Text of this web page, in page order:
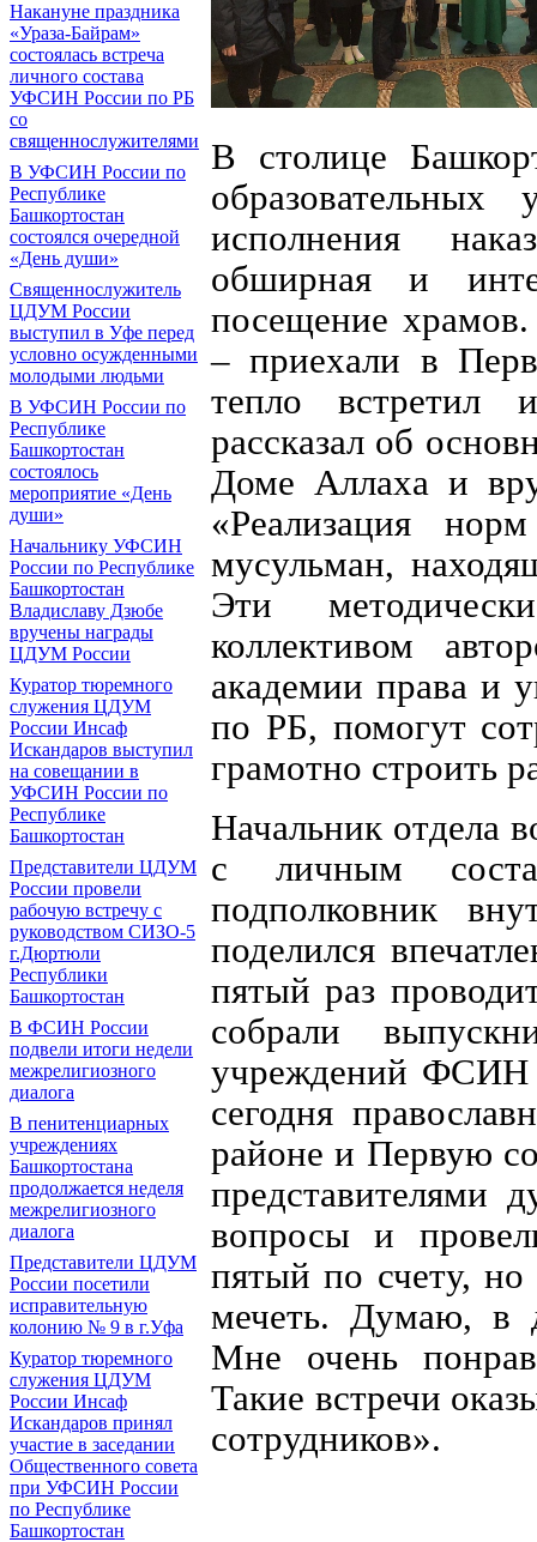
Накануне праздника
«Ураза-Байрам»
состоялась встреча
личного состава
УФСИН России по РБ
со
священнослужителями
В УФСИН России по
Республике
Башкортостан
состоялся очередной
«День души»
Священнослужитель
ЦДУМ России
выступил в Уфе перед
условно осужденными
молодыми людьми
В УФСИН России по
Республике
Башкортостан
состоялось
мероприятие «День
души»
Начальнику УФСИН
России по Республике
Башкортостан
Владиславу Дзюбе
вручены награды
ЦДУМ России
Куратор тюремного
служения ЦДУМ
России Инсаф
Искандаров выступил
на совещании в
УФСИН России по
Республике
Башкортостан
Представители ЦДУМ
России провели
рабочую встречу с
руководством СИЗО-5
г.Дюртюли
Республики
Башкортостан
В ФСИН России
подвели итоги недели
межрелигиозного
диалога
В пенитенциарных
учреждениях
Башкортостана
продолжается неделя
межрелигиозного
диалога
Представители ЦДУМ
России посетили
исправительную
колонию № 9 в г.Уфа
Куратор тюремного
служения ЦДУМ
России Инсаф
Искандаров принял
участие в заседании
Общественного совета
при УФСИН России
по Республике
Башкортостан
В столице
исполнения
обширная и
посещение
– приехали в
тепло
рассказал об
Доме Аллаха и
«Реализация
мусульман,
Эти
коллективом
академии права
по РБ, помогут
грамотно строить
Начальник отдела
с личным
подполковник
поделился
пятый раз
собрали
учреждений ФСИН
сегодня
районе и Первую
представителями
вопросы и
пятый по счету,
мечеть. Думаю, в
Мне очень
Такие встречи
сотрудников».